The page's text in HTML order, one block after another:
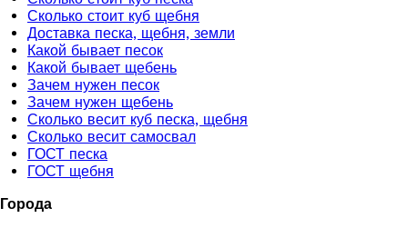
Сколько стоит куб щебня
Доставка песка, щебня, земли
Какой бывает песок
Какой бывает щебень
Зачем нужен песок
Зачем нужен щебень
Сколько весит куб песка, щебня
Сколько весит самосвал
ГОСТ песка
ГОСТ щебня
Города